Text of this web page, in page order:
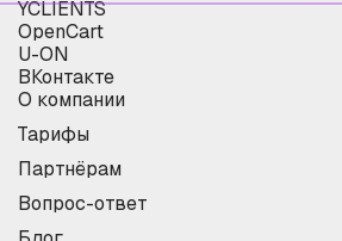
YCLIENTS
OpenCart
U-ON
ВКонтакте
О компании
Тарифы
Партнёрам
Вопрос-ответ